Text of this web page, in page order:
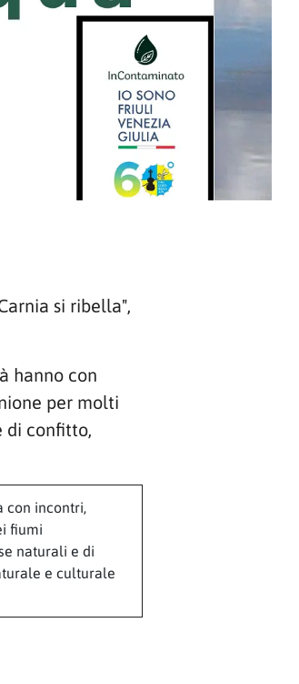
si ribella",
hanno con
per molti
di confitto,
con incontri,
fiumi
naturali e di
e culturale